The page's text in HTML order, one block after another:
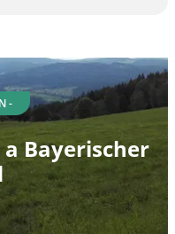
-
Bayerischer